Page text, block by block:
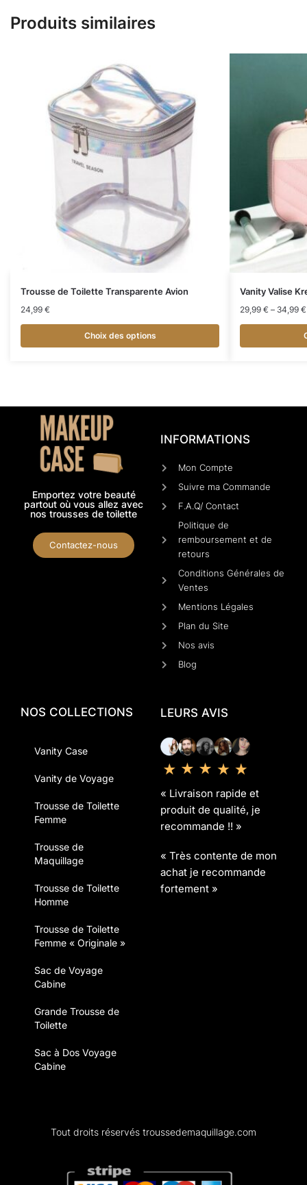
Produits similaires
Trousse de Toilette Transparente Avion
24,99 €
Choix des options
Vanity Valise
29,99 € – 34,99 €
Emportez votre beauté
partout où vous allez avec
nos trousses de toilette
Contactez-nous
INFORMATIONS
Mon Compte
Suivre ma Commande
F.A.Q/ Contact
Politique de
remboursement et de
retours
Conditions Générales de
Ventes
Mentions Légales
Plan du Site
Nos avis
Blog
NOS COLLECTIONS
Vanity Case
Vanity de Voyage
Trousse de Toilette
Femme
Trousse de
Maquillage
Trousse de Toilette
Homme
Trousse de Toilette
Femme « Originale »
Sac de Voyage
Cabine
Grande Trousse de
Toilette
Sac à Dos Voyage
Cabine
LEURS AVIS
« Livraison rapide et
produit de qualité, je
recommande !! »
« Très contente de mon
achat je recommande
fortement »
Tout droits réservés troussedemaquillage.com